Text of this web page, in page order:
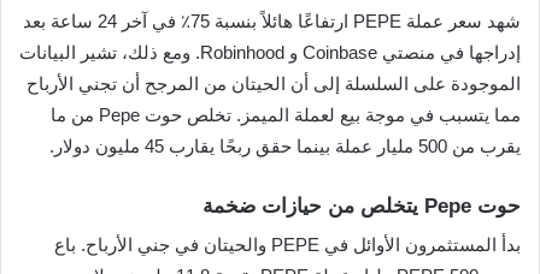
شهد سعر عملة PEPE ارتفاعًا هائلاً بنسبة 75٪ في آخر 24 ساعة بعد
إدراجها في منصتي Coinbase و Robinhood. ومع ذلك، تشير البيانات
الموجودة على السلسلة إلى أن الحيتان من المرجح أن تجني الأرباح
مما يتسبب في موجة بيع لعملة الميمز. تخلص حوت Pepe من ما
يقرب من 500 مليار عملة بينما حقق ربحًا يقارب 45 مليون دولار.
حوت Pepe يتخلص من حيازات ضخمة
بدأ المستثمرون الأوائل في PEPE والحيتان في جني الأرباح. باع